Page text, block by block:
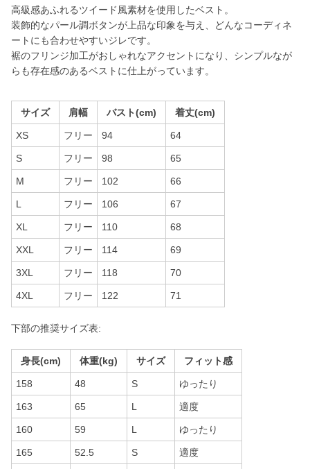
高級感あふれるツイード風素材を使用したベスト。
装飾的なパール調ボタンが上品な印象を与え、どんなコーディネ
ートにも合わせやすいジレです。
裾のフリンジ加工がおしゃれなアクセントになり、シンプルなが
らも存在感のあるベストに仕上がっています。
サイズ 肩幅 バスト(cm) 着丈(cm)
XS フリー 94 64
S フリー 98 65
M フリー 102 66
L フリー 106 67
XL フリー 110 68
XXL フリー 114 69
3XL フリー 118 70
4XL フリー 122 71
下部の推奨サイズ表:
身長(cm) 体重(kg) サイズ フィット感
158 48 S ゆったり
163 65 L 適度
160 59 L ゆったり
165 52.5 S 適度